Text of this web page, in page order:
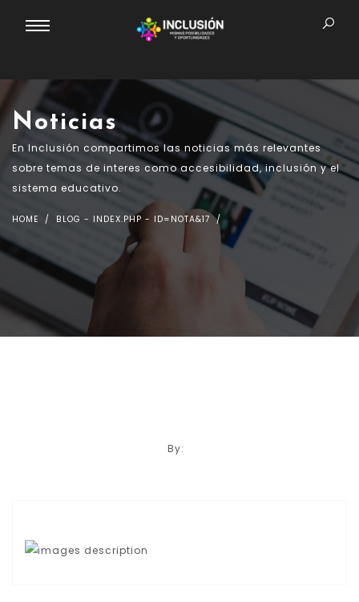
Noticias
En Inclusión compartimos las noticias más relevantes
sobre temas de interes como accesibilidad, inclusión y el
sistema educativo.
HOME BLOG - INDEX.PHP - ID=NOTA&17
By: